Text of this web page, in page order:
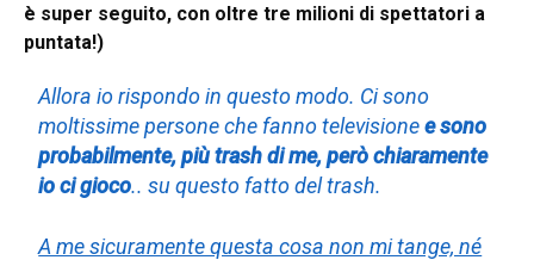
è super seguito, con oltre tre milioni di spettatori a
puntata!)
Allora io rispondo in questo modo. Ci sono
moltissime persone che fanno televisionee sono
probabilmente, più trash di me, però chiaramente
io ci gioco.. su questo fatto del trash.
A me sicuramente questa cosa non mi tange, né